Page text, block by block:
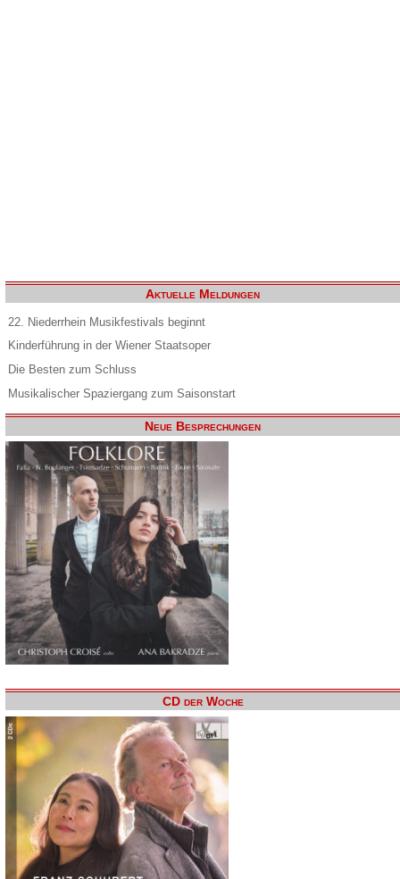
Aktuelle Meldungen
22. Niederrhein Musikfestivals beginnt
Kinderführung in der Wiener Staatsoper
Die Besten zum Schluss
Musikalischer Spaziergang zum Saisonstart
Neue Besprechungen
CD der Woche